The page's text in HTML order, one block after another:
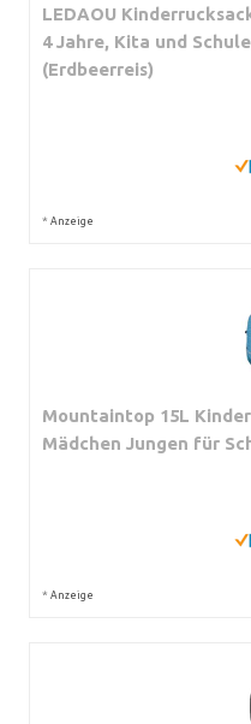
LEDAOU
4 Jahre, Kita und
(Erdbeerreis)
* Anzeige
Mountaintop 15L
Mädchen Jungen für
* Anzeige